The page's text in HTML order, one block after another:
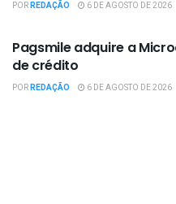
PORREDAÇÃO 6 DE AGOSTO DE 2026
Pagsmile adquire a
de crédito
PORREDAÇÃO 6 DE AGOSTO DE 2026